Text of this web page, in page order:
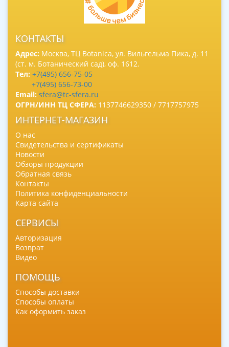
КОНТАКТЫ
Адрес: Москва, ТЦ Botanica, ул. Вильгельма Пика, д. 11
(ст. м. Ботанический сад), оф. 1612.
Тел: +7(495) 656-75-05
+7(495) 656-73-00
Email: sfera@tc-sfera.ru
ОГРН/ИНН ТЦ СФЕРА: 1137746629350 / 7717757975
ИНТЕРНЕТ-МАГАЗИН
О нас
Свидетельства и сертификаты
Новости
Обзоры продукции
Обратная связь
Контакты
Политика конфиденциальности
Карта сайта
СЕРВИСЫ
Авторизация
Возврат
Видео
ПОМОЩЬ
Способы доставки
Способы оплаты
Как оформить заказ